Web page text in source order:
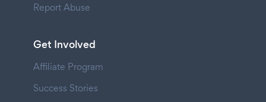
Report Abuse
Get Involved
Affiliate Program
Success Stories